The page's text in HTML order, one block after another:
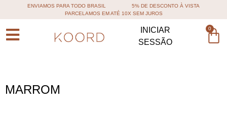
ENVIAMOS PARA TODO BRASIL
5% DE DESCONTO À VISTA
PARCELAMOS EM ATÉ 10X SEM JUROS
INICIAR
SESSÃO
0
MARROM